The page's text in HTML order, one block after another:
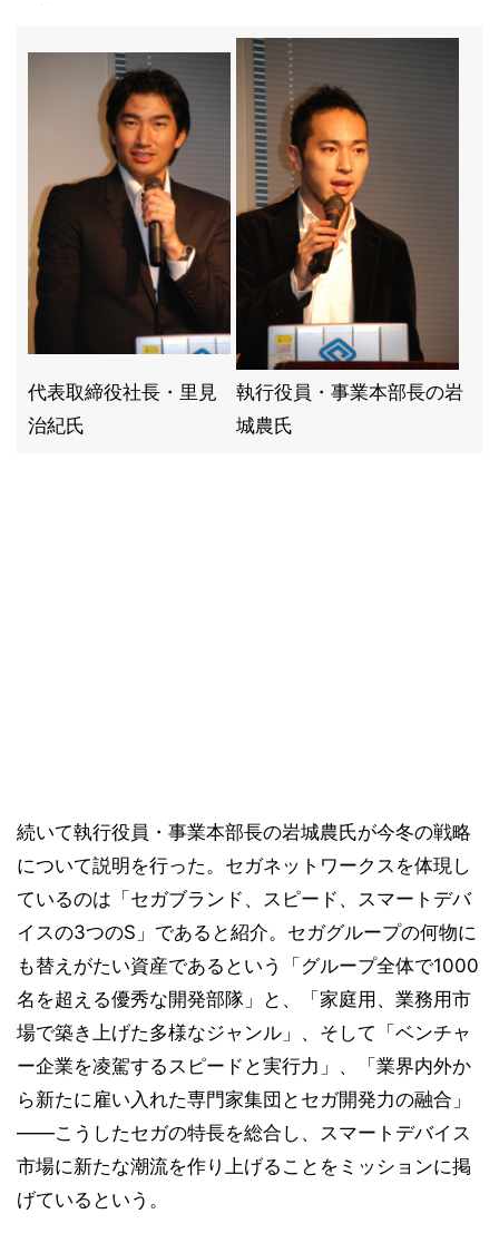
代表取締役社長・里見
治紀氏
執行役員・事業本部長の岩
城農氏
続いて執行役員・事業本部長の岩城農氏が今冬の戦略
について説明を行った。セガネットワークスを体現し
ているのは「セガブランド、スピード、スマートデバ
イスの3つのS」であると紹介。セガグループの何物に
も替えがたい資産であるという「グループ全体で1000
名を超える優秀な開発部隊」と、「家庭用、業務用市
場で築き上げた多様なジャンル」、そして「ベンチャ
ー企業を凌駕するスピードと実行力」、「業界内外か
ら新たに雇い入れた専門家集団とセガ開発力の融合」
――こうしたセガの特長を総合し、スマートデバイス
市場に新たな潮流を作り上げることをミッションに掲
げているという。